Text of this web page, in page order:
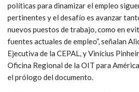
políticas para dinamizar el empleo
pertinentes y el desafío es avanzar
nuevos puestos de trabajo, como en
fuentes actuales de empleo”, señalan
Ejecutiva de la CEPAL, y Vinícius
Oficina Regional de la OIT para
el prólogo del documento.